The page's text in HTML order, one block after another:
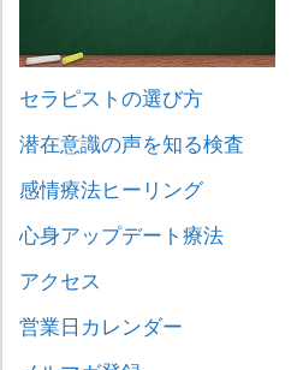
セラピストの選び方
潜在意識の声を知る検査
感情療法ヒーリング
心身アップデート療法
アクセス
営業日カレンダー